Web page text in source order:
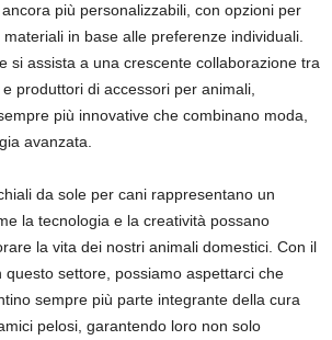
più personalizzabili, con opzioni per
in base alle preferenze individuali.
si assista a una crescente collaborazione tra
produttori di accessori per animali,
più innovative che combinano moda,
avanzata.
da sole per cani rappresentano un
la tecnologia e la creatività possano
la vita dei nostri animali domestici. Con il
questo settore, possiamo aspettarci che
sempre più parte integrante della cura
pelosi, garantendo loro non solo